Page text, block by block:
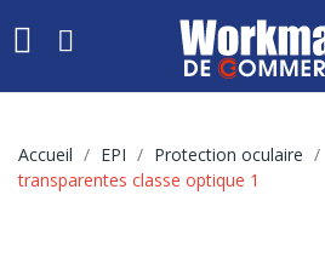
Accueil EPI Protection oculaire
transparentes classe optique 1